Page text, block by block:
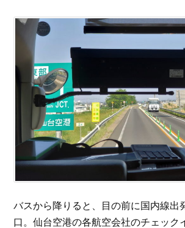
バスから降りると、目の前に国内線出
口。仙台空港の各航空会社のチェック